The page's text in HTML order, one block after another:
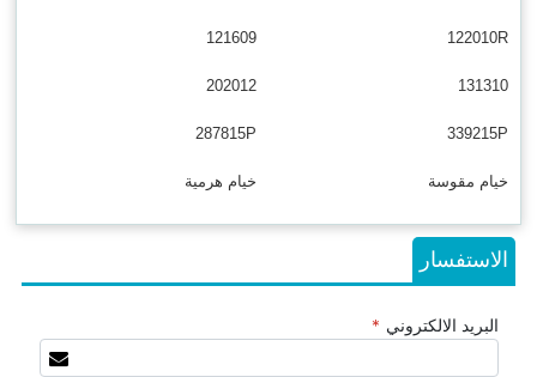
122010R
121609
131310
202012
339215P
287815P
خيام مقوسة خيام هرمية
الاستفسار